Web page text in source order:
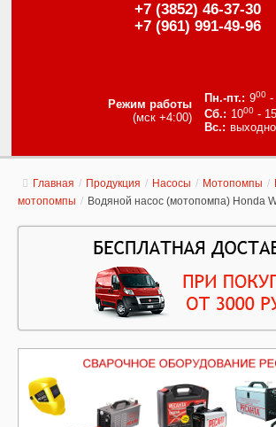
+7 (3852) 46-37-30
+7 (961) 991-49-96
Режим работы
(мск +4:00)
900-
1000- 15
Главная / Продукция / Насосы / Мотопомпы /
мотопомпы / Водяной насос (мотопомпа) Honda